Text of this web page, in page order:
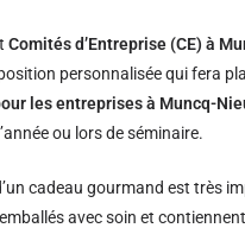
Comités d’Entreprise (CE) à
personnalisée qui fera
les entreprises à Muncq-
ou lors de séminaire.
cadeau gourmand est très
avec soin et